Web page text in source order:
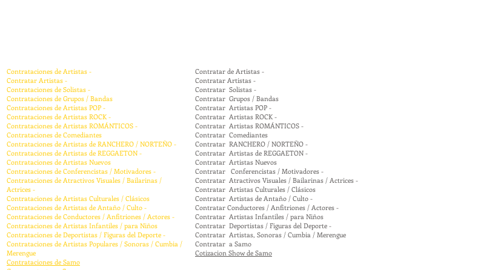
Contratar de Artistas -
Contratar Artistas -
Contratar Solistas -
Contratar Grupos / Bandas
Contratar Artistas POP -
Contratar Artistas ROCK -
Contratar Artistas ROMÁNTICOS -
Contratar Comediantes
Contratar RANCHERO / NORTEÑO -
Contratar Artistas de REGGAETON -
Contratar Artistas Nuevos
Contratar Conferencistas / Motivadores -
Contratar Atractivos Visuales / Bailarinas / Actrices -
Contratar Artistas Culturales / Clásicos
Contratar Artistas de Antaño / Culto -
Contratar Conductores / Anfitriones / Actores -
Contratar Artistas Infantiles / para Niños
Contratar Deportistas / Figuras del Deporte -
Contratar Artistas, Sonoras / Cumbia / Merengue
Contratar a Samo
Cotizacion Show de Samo
Contrataciones de Artistas -
Contratar Artistas -
Contrataciones de Solistas -
Contrataciones de Grupos / Bandas
Contrataciones de Artistas POP -
Contrataciones de Artistas ROCK -
Contrataciones de Artistas ROMÁNTICOS -
Contrataciones de Comediantes
Contrataciones de Artistas de RANCHERO / NORTEÑO -
Contrataciones de Artistas de REGGAETON -
Contrataciones de Artistas Nuevos
Contrataciones de Conferencistas / Motivadores -
Contrataciones de Atractivos Visuales / Bailarinas /
Actrices -
Contrataciones de Artistas Culturales / Clásicos
Contrataciones de Artistas de Antaño / Culto -
Contrataciones de Conductores / Anfitriones / Actores -
Contrataciones de Artistas Infantiles / para Niños
Contrataciones de Deportistas / Figuras del Deporte -
Contrataciones de Artistas Populares / Sonoras / Cumbia /
Merengue
Contrataciones de Samo